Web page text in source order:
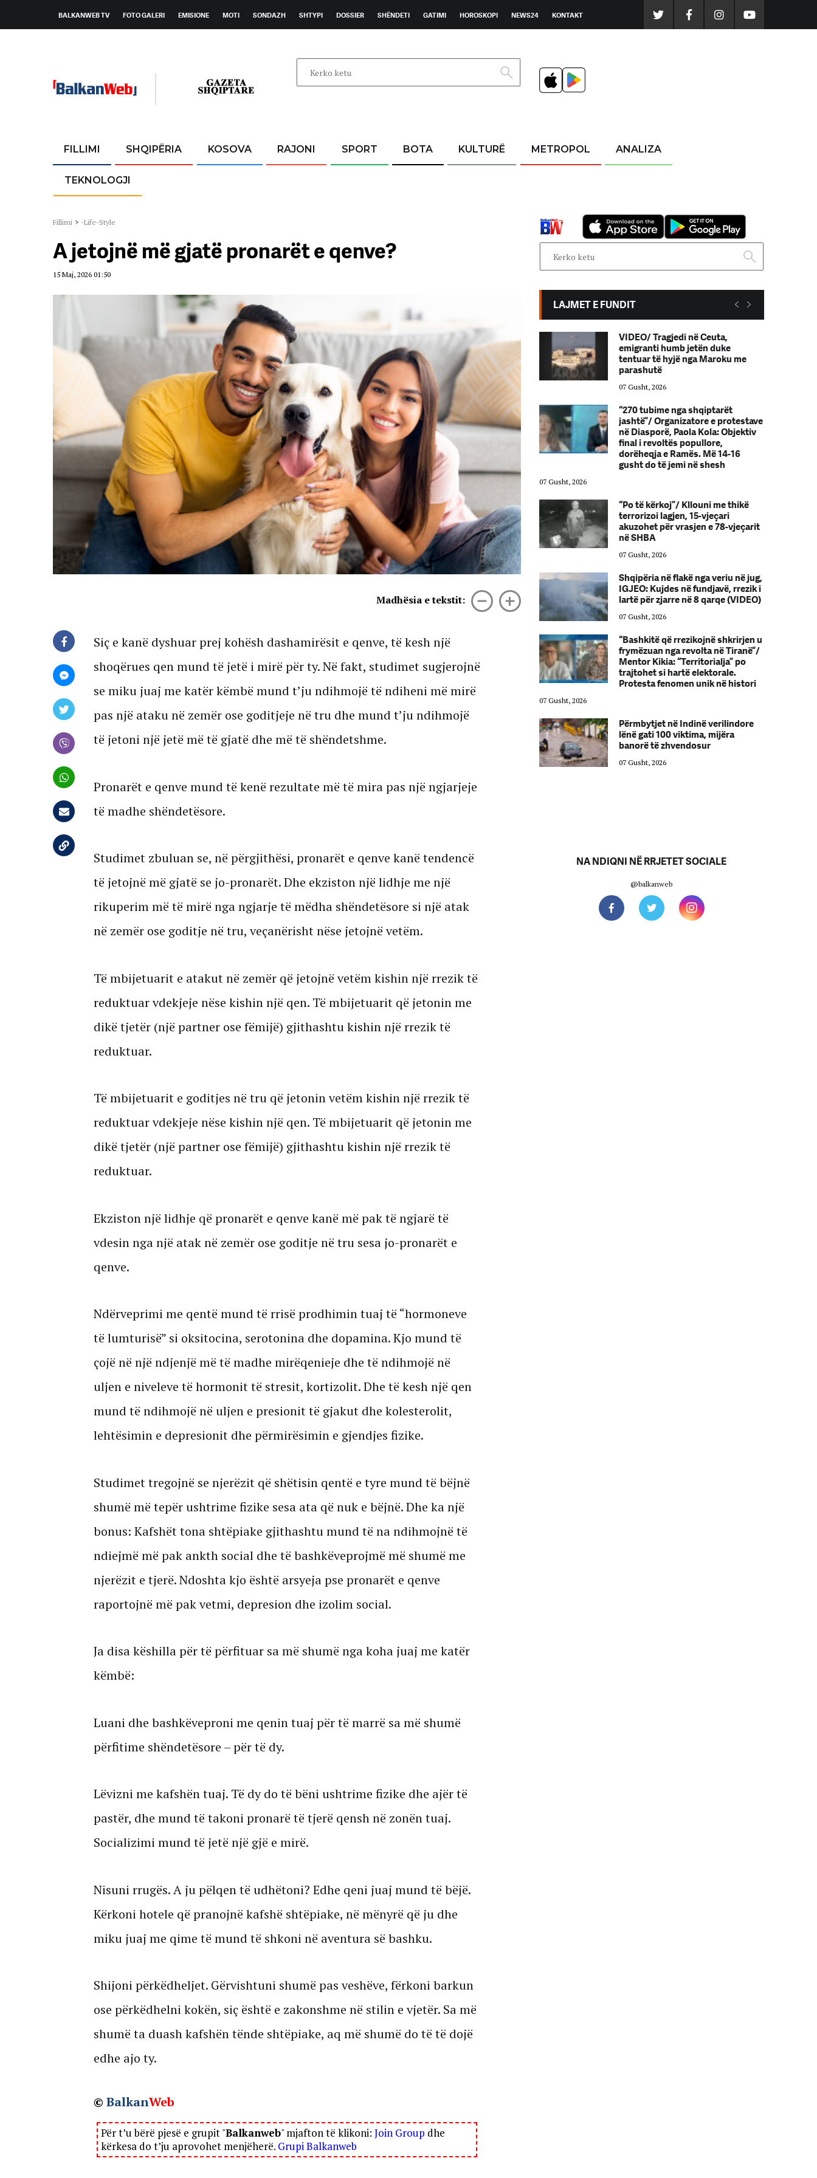
BALKANWEB TV FOTO GALERI EMISIONE MOTI SONDAZH SHTYPI DOSSIER SHËNDETI GATIMI HOROSKOPI NEWS24 KONTAKT
FILLIMI SHQIPËRIA KOSOVA RAJONI SPORT BOTA KULTURË METROPOL ANALIZA
TEKNOLOGJI
Fillimi > -Life-Style
A jetojnë më gjatë pronarët e qenve?
15 Maj, 2026 01:50
Madhësia e tekstit:
Siç e kanë dyshuar prej kohësh dashamirësit e qenve, të kesh një
shoqërues qen mund të jetë i mirë për ty. Në fakt, studimet sugjerojnë
se miku juaj me katër këmbë mund t’ju ndihmojë të ndiheni më mirë
pas një ataku në zemër ose goditjeje në tru dhe mund t’ju ndihmojë
të jetoni një jetë më të gjatë dhe më të shëndetshme.
Pronarët e qenve mund të kenë rezultate më të mira pas një ngjarjeje
të madhe shëndetësore.
Studimet zbuluan se, në përgjithësi, pronarët e qenve kanë tendencë
të jetojnë më gjatë se jo-pronarët. Dhe ekziston një lidhje me një
rikuperim më të mirë nga ngjarje të mëdha shëndetësore si një atak
në zemër ose goditje në tru, veçanërisht nëse jetojnë vetëm.
Të mbijetuarit e atakut në zemër që jetojnë vetëm kishin një rrezik të
reduktuar vdekjeje nëse kishin një qen. Të mbijetuarit që jetonin me
dikë tjetër (një partner ose fëmijë) gjithashtu kishin një rrezik të
reduktuar.
Të mbijetuarit e goditjes në tru që jetonin vetëm kishin një rrezik të
reduktuar vdekjeje nëse kishin një qen. Të mbijetuarit që jetonin me
dikë tjetër (një partner ose fëmijë) gjithashtu kishin një rrezik të
reduktuar.
Ekziston një lidhje që pronarët e qenve kanë më pak të ngjarë të
vdesin nga një atak në zemër ose goditje në tru sesa jo-pronarët e
qenve.
Ndërveprimi me qentë mund të rrisë prodhimin tuaj të “hormoneve
të lumturisë” si oksitocina, serotonina dhe dopamina. Kjo mund të
çojë në një ndjenjë më të madhe mirëqenieje dhe të ndihmojë në
uljen e niveleve të hormonit të stresit, kortizolit. Dhe të kesh një qen
mund të ndihmojë në uljen e presionit të gjakut dhe kolesterolit,
lehtësimin e depresionit dhe përmirësimin e gjendjes fizike.
Studimet tregojnë se njerëzit që shëtisin qentë e tyre mund të bëjnë
shumë më tepër ushtrime fizike sesa ata që nuk e bëjnë. Dhe ka një
bonus: Kafshët tona shtëpiake gjithashtu mund të na ndihmojnë të
ndiejmë më pak ankth social dhe të bashkëveprojmë më shumë me
njerëzit e tjerë. Ndoshta kjo është arsyeja pse pronarët e qenve
raportojnë më pak vetmi, depresion dhe izolim social.
Ja disa këshilla për të përfituar sa më shumë nga koha juaj me katër
këmbë:
Luani dhe bashkëveproni me qenin tuaj për të marrë sa më shumë
përfitime shëndetësore – për të dy.
Lëvizni me kafshën tuaj. Të dy do të bëni ushtrime fizike dhe ajër të
pastër, dhe mund të takoni pronarë të tjerë qensh në zonën tuaj.
Socializimi mund të jetë një gjë e mirë.
Nisuni rrugës. A ju pëlqen të udhëtoni? Edhe qeni juaj mund të bëjë.
Kërkoni hotele që pranojnë kafshë shtëpiake, në mënyrë që ju dhe
miku juaj me qime të mund të shkoni në aventura së bashku.
Shijoni përkëdheljet. Gërvishtuni shumë pas veshëve, fërkoni barkun
ose përkëdhelni kokën, siç është e zakonshme në stilin e vjetër. Sa më
shumë ta duash kafshën tënde shtëpiake, aq më shumë do të të dojë
edhe ajo ty.
© BalkanWeb
Për t’u bërë pjesë e grupit "Balkanweb" mjafton të klikoni: Join Group dhe
kërkesa do t’ju aprovohet menjëherë. Grupi Balkanweb
LAJMET E FUNDIT
VIDEO/ Tragjedi në Ceuta,
emigranti humb jetën duke
tentuar të hyjë nga Maroku me
parashutë
07 Gusht, 2026
“270 tubime nga shqiptarët
jashtë”/ Organizatore e protestave
në Diasporë, Paola Kola: Objektiv
final i revoltës popullore,
dorëheqja e Ramës. Më 14-16
gusht do të jemi në shesh
07 Gusht, 2026
“Po të kërkoj”/ Kllouni me thikë
terrorizoi lagjen, 15-vjeçari
akuzohet për vrasjen e 78-vjeçarit
në SHBA
07 Gusht, 2026
Shqipëria në flakë nga veriu në jug,
IGJEO: Kujdes në fundjavë, rrezik i
lartë për zjarre në 8 qarqe (VIDEO)
“Bashkitë që rrezikojnë shkrirjen u
frymëzuan nga revolta në Tiranë”/
Mentor Kikia: “Territorialja” po
trajtohet si hartë elektorale.
07 Gusht, 2026
Përmbytjet në Indinë verilindore
VIDEO/ Tragjedi në Ceuta,
emigranti humb jetën duke
tentuar të hyjë nga Maroku me
parashutë
07 Gusht, 2026
“270 tubime nga shqiptarët
jashtë”/ Organizatore e protestave
në Diasporë, Paola Kola: Objektiv
final i revoltës popullore,
dorëheqja e Ramës. Më 14-16
gusht do të jemi në shesh
07 Gusht, 2026
“Po të kërkoj”/ Kllouni me thikë
terrorizoi lagjen, 15-vjeçari
akuzohet për vrasjen e 78-vjeçarit
në SHBA
07 Gusht, 2026
Shqipëria në flakë nga veriu në jug,
IGJEO: Kujdes në fundjavë, rrezik i
lartë për zjarre në 8 qarqe (VIDEO)
07 Gusht, 2026
“Bashkitë që rrezikojnë shkrirjen u
frymëzuan nga revolta në Tiranë”/
Mentor Kikia: “Territorialja” po
trajtohet si hartë elektorale.
Protesta fenomen unik në histori
07 Gusht, 2026
Përmbytjet në Indinë verilindore
lënë gati 100 viktima, mijëra
banorë të zhvendosur
07 Gusht, 2026
NA NDIQNI NË RRJETET SOCIALE
@balkanweb